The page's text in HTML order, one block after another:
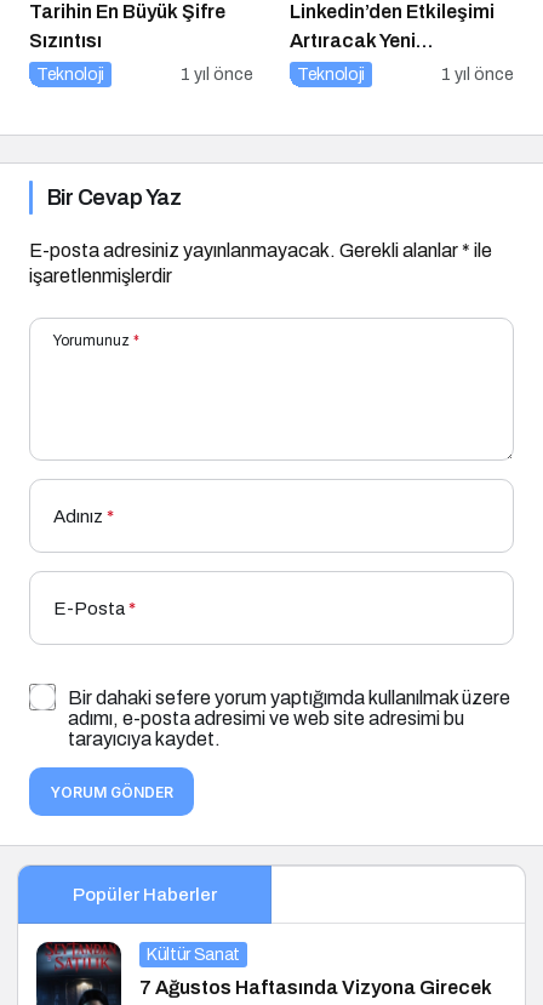
Tarihin En Büyük Şifre
Sızıntısı
Teknoloji 1 yıl önce
Linkedin’den Etkileşimi
Artıracak Yeni
Güncelleme
Teknoloji 1 yıl önce
Bir Cevap Yaz
E-posta adresiniz yayınlanmayacak. Gerekli alanlar* ile
işaretlenmişlerdir
Yorumunuz *
Adınız *
E-Posta*
Bir dahaki sefere yorum yaptığımda kullanılmak üzere
adımı, e-posta adresimi ve web site adresimi bu
tarayıcıya kaydet.
YORUM GÖNDER
Popüler Haberler
Kültür Sanat
7 Ağustos Haftasında Vizyona Girecek